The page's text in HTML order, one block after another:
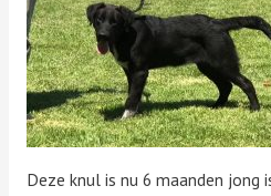
Deze knul is nu 6 maanden jong